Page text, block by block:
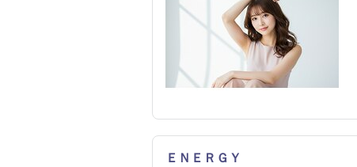
ＥＮＥＲＧＹ